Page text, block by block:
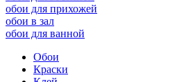
обои для прихожей
обои в зал
обои для ванной
Обои
Краски